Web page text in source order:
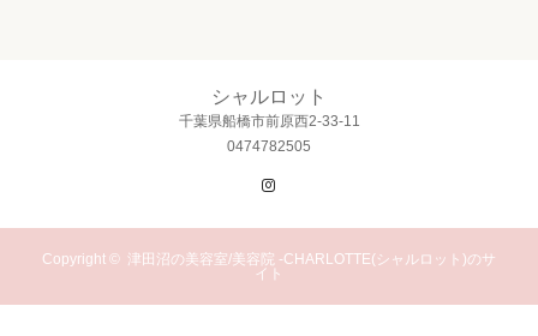
シャルロット
千葉県船橋市前原西2-33-11
0474782505
Copyright © 津田沼の美容室/美容院 -CHARLOTTE(シャルロット)のサ
イト